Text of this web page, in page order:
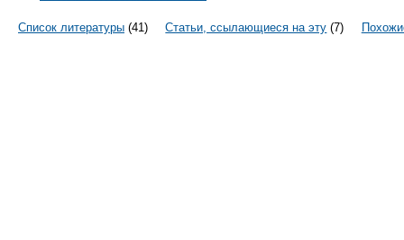
Список литературы (41) Статьи, ссылающиеся на эту (7)